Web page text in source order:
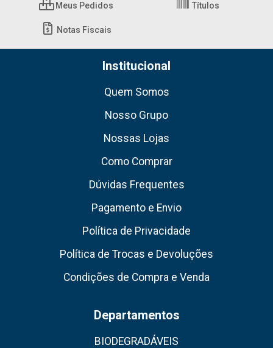
Meus Pedidos Títulos
Notas Fiscais
Institucional
Quem Somos
Nosso Grupo
Nossas Lojas
Como Comprar
Dúvidas Frequentes
Pagamento e Envio
Política de Privacidade
Política de Trocas e Devoluções
Condições de Compra e Venda
Departamentos
BIODEGRADÁVEIS